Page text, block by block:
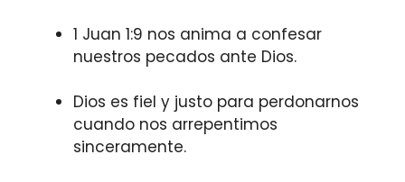
1 Juan 1:9 nos anima a confesar
nuestros pecados ante Dios.
Dios es fiel y justo para perdonarnos
cuando nos arrepentimos
sinceramente.